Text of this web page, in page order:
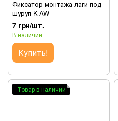
Фиксатор монтажа лаги под
шуруп K-AW
7 грн/шт.
В наличии
Купить!
Товар в наличии